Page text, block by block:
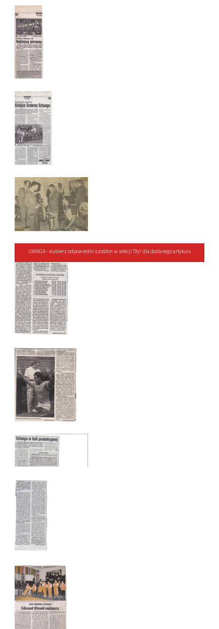
UWAGA - wybierz odpowiedni szablon w sekcji 'Styl' dla dodanego artykułu